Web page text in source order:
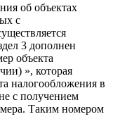
об объектах
с
3 дополнен
объекта
», которая
налогообложения в
с получением
Таким номером